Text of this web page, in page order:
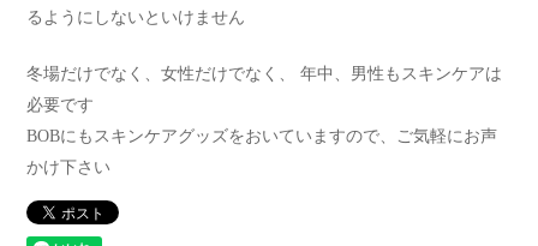
るようにしないといけません
冬場だけでなく、女性だけでなく、 年中、男性もスキンケアは
必要です
BOBにもスキンケアグッズをおいていますので、ご気軽にお声
かけ下さい